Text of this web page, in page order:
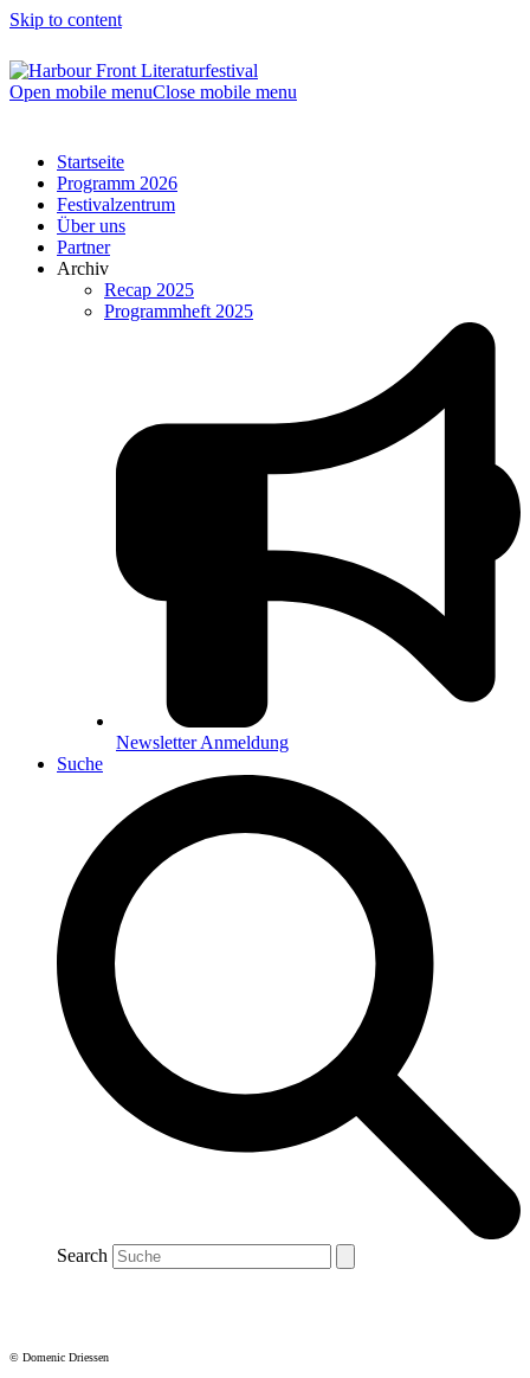
Skip to content
Open mobile menuClose mobile menu
Startseite
Programm 2026
Festivalzentrum
Über uns
Partner
Archiv
Recap 2025
Programmheft 2025
Newsletter Anmeldung
Suche
Search
© Domenic Driessen